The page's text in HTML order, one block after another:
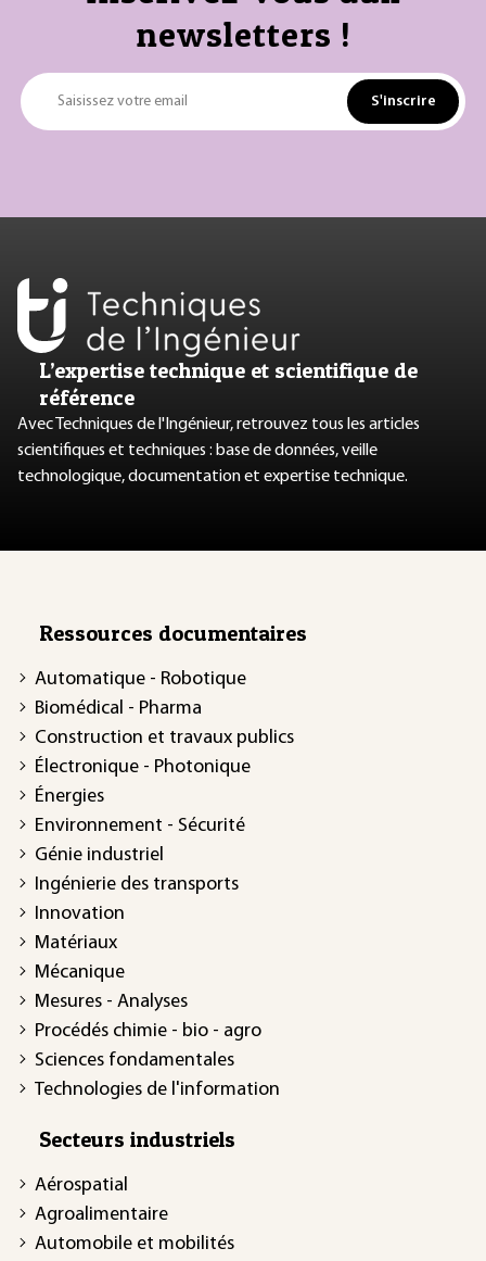
newsletters !
Saisissez votre email S'inscrire
L’expertise technique et scientifique de
référence
Avec Techniques de l'Ingénieur, retrouvez tous les articles
scientifiques et techniques : base de données, veille
technologique, documentation et expertise technique.
Ressources documentaires
Automatique - Robotique
Biomédical - Pharma
Construction et travaux publics
Électronique - Photonique
Énergies
Environnement - Sécurité
Génie industriel
Ingénierie des transports
Innovation
Matériaux
Mécanique
Mesures - Analyses
Procédés chimie - bio - agro
Sciences fondamentales
Technologies de l'information
Secteurs industriels
Aérospatial
Agroalimentaire
Automobile et mobilités